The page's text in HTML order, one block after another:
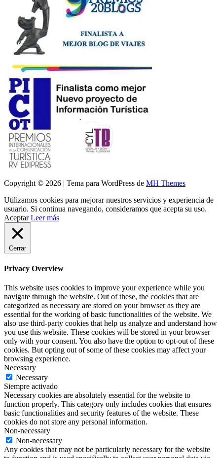
Copyright © 2026 | Tema para WordPress de MH Themes
Utilizamos cookies para mejorar nuestros servicios y experiencia de
usuario. Si continua navegando, consideramos que acepta su uso.
Aceptar Leer más
Cerrar
Privacy Overview
This website uses cookies to improve your experience while you
navigate through the website. Out of these, the cookies that are
categorized as necessary are stored on your browser as they are
essential for the working of basic functionalities of the website. We
also use third-party cookies that help us analyze and understand how
you use this website. These cookies will be stored in your browser
only with your consent. You also have the option to opt-out of these
cookies. But opting out of some of these cookies may affect your
browsing experience.
Necessary
Necessary
Siempre activado
Necessary cookies are absolutely essential for the website to
function properly. This category only includes cookies that ensures
basic functionalities and security features of the website. These
cookies do not store any personal information.
Non-necessary
Non-necessary
Any cookies that may not be particularly necessary for the website